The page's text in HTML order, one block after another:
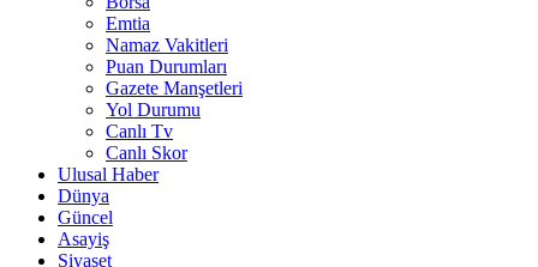
Emtia
Namaz Vakitleri
Puan Durumları
Gazete Manşetleri
Yol Durumu
Canlı Tv
Canlı Skor
Ulusal Haber
Dünya
Güncel
Asayiş
Siyaset